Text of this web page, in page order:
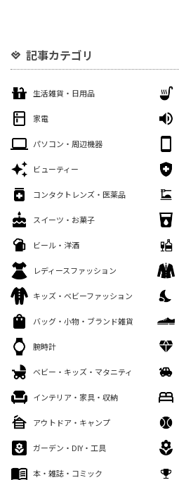
記事カテゴリ
生活雑貨・日用品
家電
パソコン・周辺機器
ビューティー
コンタクトレンズ・医薬品
スイーツ・お菓子
ビール・洋酒
レディースファッション
キッズ・ベビーファッション
バッグ・小物・ブランド雑貨
腕時計
ベビー・キッズ・マタニティ
インテリア・家具・収納
アウトドア・キャンプ
ガーデン・DIY・工具
本・雑誌・コミック